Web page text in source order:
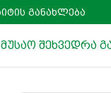
განახლება
შეხვედრა